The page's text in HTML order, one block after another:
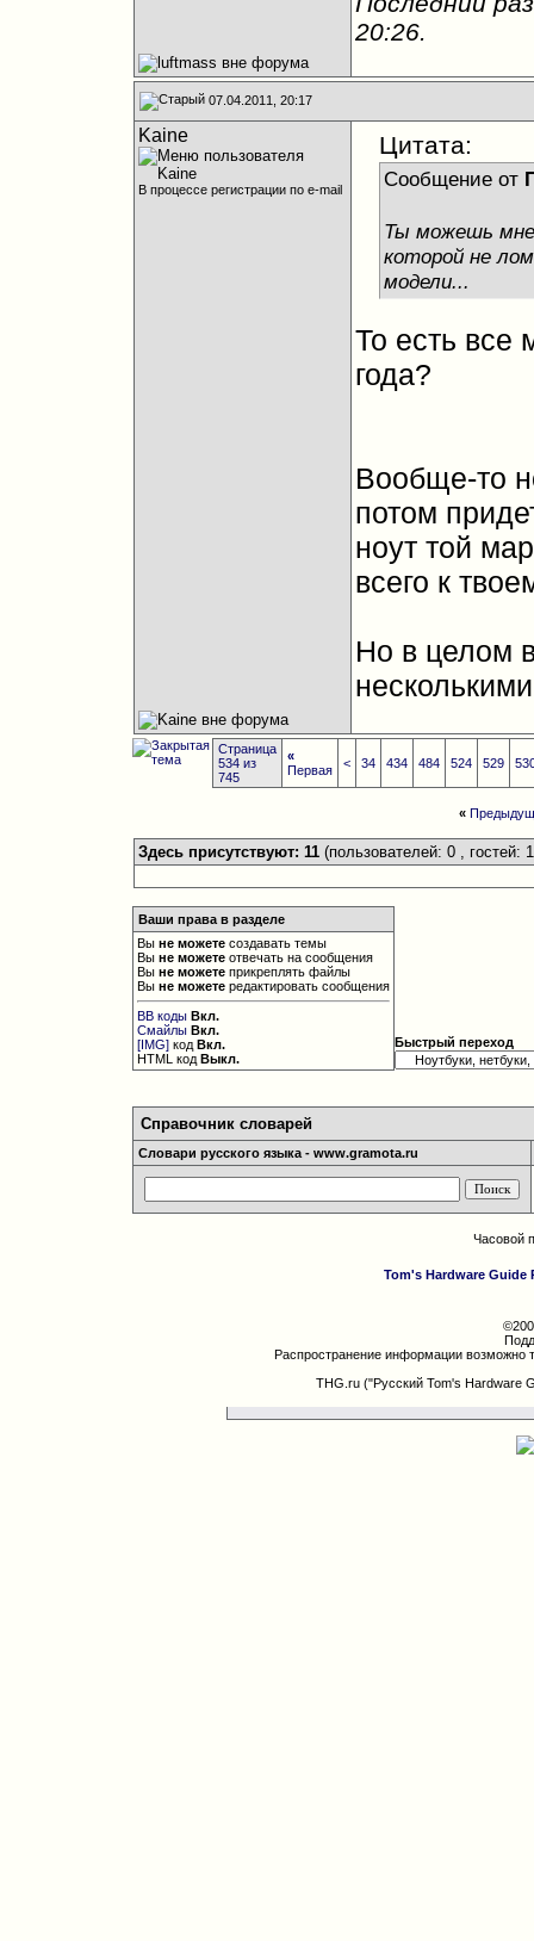
20:26.
07.04.2011, 20:17
Kaine
В процессе регистрации по e-mail
Цитата:
Сообщение от
Ты можешь мне
которой не
модели...
То есть все
года?
Вообще-то
потом
ноут той
всего к
Но в целом
Страница
534 из
745
«
Первая
< 34 434 484 524 529
«
Здесь присутствуют: 11 (пользователей: 0 , гостей:
Ваши права в разделе
Выне можете создавать темы
Выне можете отвечать на сообщения
Выне можете прикреплять файлы
Выне можете редактировать сообщения
BB коды Вкл.
Смайлы Вкл.
[IMG] кодВкл.
HTML кодВыкл.
Быстрый переход
Справочник словарей
Словари русского языка - www.gramota.ru
Часовой
Tom's Hardware Guide
Распространение информации возможно
THG.ru ("Русский Tom's Hardware